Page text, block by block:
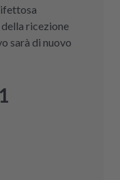
ricezione
sarà di nuovo